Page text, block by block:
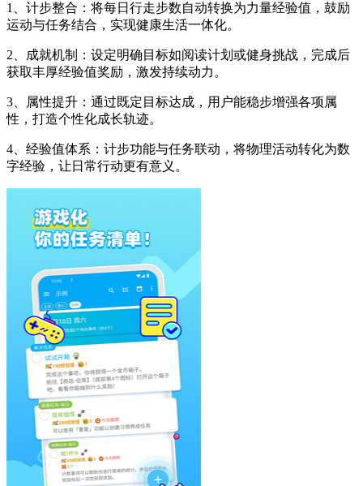
1、计步整合：将每日行走步数自动转换为力量经验值，鼓励
运动与任务结合，实现健康生活一体化。
2、成就机制：设定明确目标如阅读计划或健身挑战，完成后
获取丰厚经验值奖励，激发持续动力。
3、属性提升：通过既定目标达成，用户能稳步增强各项属
性，打造个性化成长轨迹。
4、经验值体系：计步功能与任务联动，将物理活动转化为数
字经验，让日常行动更有意义。